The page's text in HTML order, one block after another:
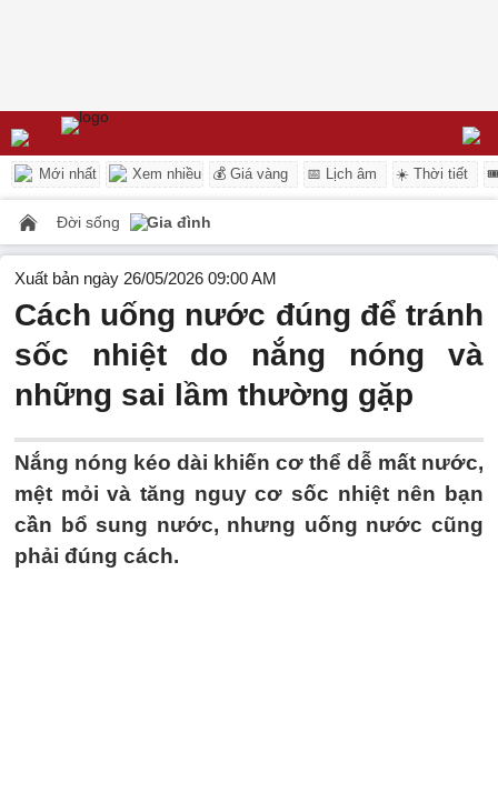
Mới nhất Xem nhiều 💰 Giá vàng 📅 Lịch âm ☀️ Thời tiết
Đời sống Gia đình
Xuất bản ngày 26/05/2026 09:00 AM
Cách uống nước đúng để tránh
sốc nhiệt do nắng nóng và
những sai lầm thường gặp
Nắng nóng kéo dài khiến cơ thể dễ mất nước,
mệt mỏi và tăng nguy cơ sốc nhiệt nên bạn
cần bổ sung nước, nhưng uống nước cũng
phải đúng cách.